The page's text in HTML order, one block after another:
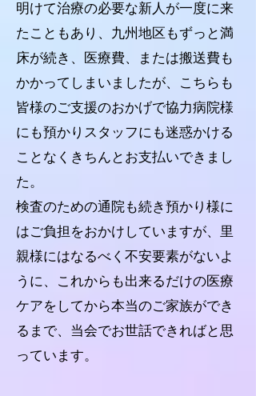
明けて治療の必要な新人が一度に来
たこともあり、九州地区もずっと満
床が続き、医療費、または搬送費も
かかってしまいましたが、こちらも
皆様のご支援のおかげで協力病院様
にも預かりスタッフにも迷惑かける
ことなくきちんとお支払いできまし
た。
検査のための通院も続き預かり様に
はご負担をおかけしていますが、里
親様にはなるべく不安要素がないよ
うに、これからも出来るだけの医療
ケアをしてから本当のご家族ができ
るまで、当会でお世話できればと思
っています。